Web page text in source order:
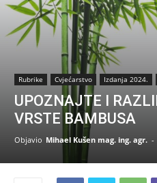
Rubrike Cvjećarstvo Izdanja 2024.
UPOZNAJTE I
VRSTE BAMBUSA
Objavio Mihael Kušen mag. ing. agr. -